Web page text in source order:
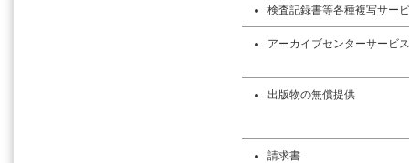
検査記録書等各種複写サー
アーカイブセンターサービス
出版物の無償提供
請求書